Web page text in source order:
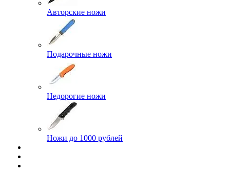
Авторские ножи
Подарочные ножи
Недорогие ножи
Ножи до 1000 рублей